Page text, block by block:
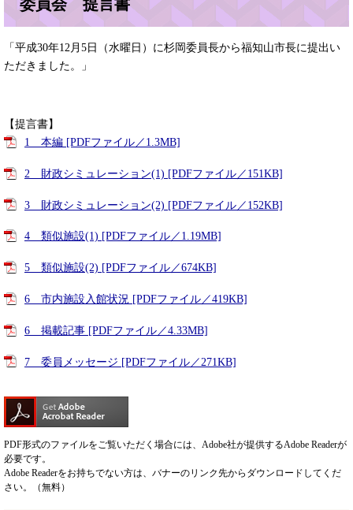
委員会 提言書
「平成30年12月5日（水曜日）に杉岡委員長から福知山市長に提出い
ただきました。」
【提言書】
1 本編 [PDFファイル／1.3MB]
2 財政シミュレーション(1) [PDFファイル／151KB]
3 財政シミュレーション(2) [PDFファイル／152KB]
4 類似施設(1) [PDFファイル／1.19MB]
5 類似施設(2) [PDFファイル／674KB]
6 市内施設入館状況 [PDFファイル／419KB]
6 掲載記事 [PDFファイル／4.33MB]
7 委員メッセージ [PDFファイル／271KB]
PDF形式のファイルをご覧いただく場合には、Adobe社が提供するAdobe Readerが
必要です。
Adobe Readerをお持ちでない方は、バナーのリンク先からダウンロードしてくだ
さい。（無料）